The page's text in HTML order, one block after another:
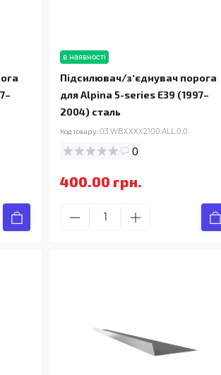
в наявності
Підсилювач/зʼєднувач порога
для Alpina 5-series E39 (1997–
2004) сталь
Код товару: 03.WBXXXX2100.ALL.0.0
0
400.00 грн.